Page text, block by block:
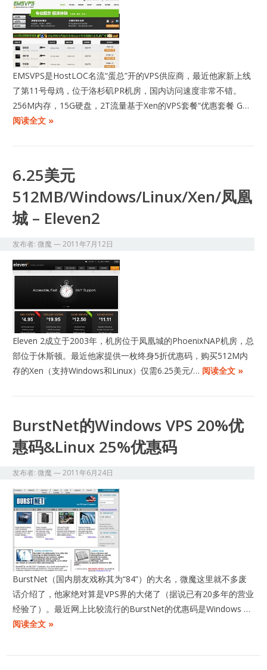
EMSVPS是HostLOC名流“蛋总”开的VPS供应商，最近他家新上线
了第11号母鸡，位于洛杉矶PR机房，国内访问速度非常不错。
256M内存，15G硬盘，2T流量基于Xen的VPS套餐“优惠套餐 G…
阅读全文 »
6.25美元
512MB/Windows/Linux/Xen/凤凰
城 – Eleven2
发布者:微魔—2011年7月12日
Eleven 2成立于2003年，机房位于凤凰城的PhoenixNAP机房，总
部位于休斯顿。最近他家提供一枚终身5折优惠码，购买512M内
存的Xen（支持Windows和Linux）仅需6.25美元/… 阅读全文 »
BurstNet的Windows VPS 20%优
惠码&Linux 25%优惠码
发布者:微魔 —2011年6月24日
BurstNet（国内朋友戏称其为“84”）的大名，微魔这里就不多废
话介绍了，他家绝对算是VPS界的大佬了（据说已有20多年的营业
经验了）。最近网上比较流行的BurstNet的优惠码是Windows …
阅读全文 »